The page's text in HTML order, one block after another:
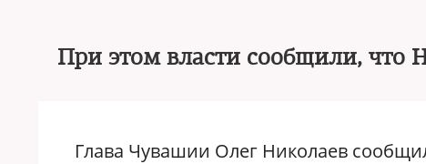
При этом власти сообщили, что
Глава Чувашии Олег Николаев